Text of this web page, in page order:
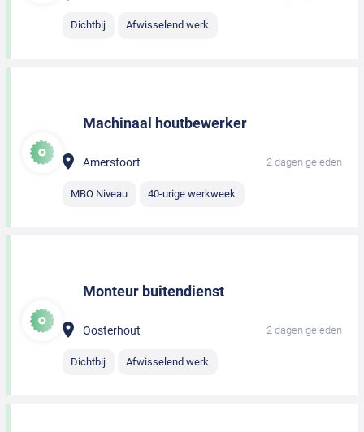
Dichtbij Afwisselend werk
Machinaal houtbewerker
Amersfoort 2 dagen geleden
MBO Niveau 40-urige werkweek
Monteur buitendienst
Oosterhout 2 dagen geleden
Dichtbij Afwisselend werk